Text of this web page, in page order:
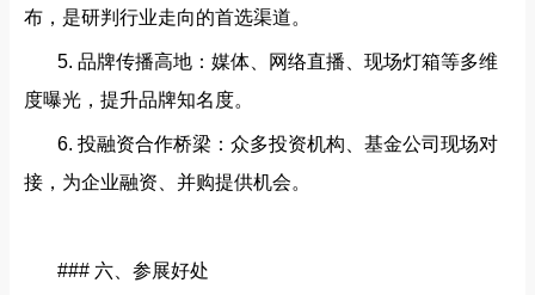
布，是研判行业走向的首选渠道。
5. 品牌传播高地：媒体、网络直播、现场灯箱等多维
度曝光，提升品牌知名度。
6. 投融资合作桥梁：众多投资机构、基金公司现场对
接，为企业融资、并购提供机会。
### 六、参展好处